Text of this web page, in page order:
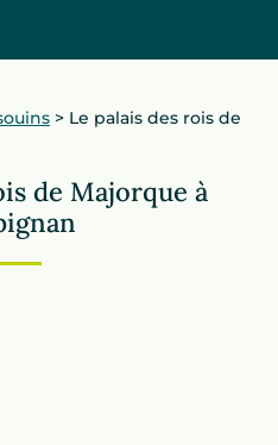
> Le palais des rois de
de Majorque à